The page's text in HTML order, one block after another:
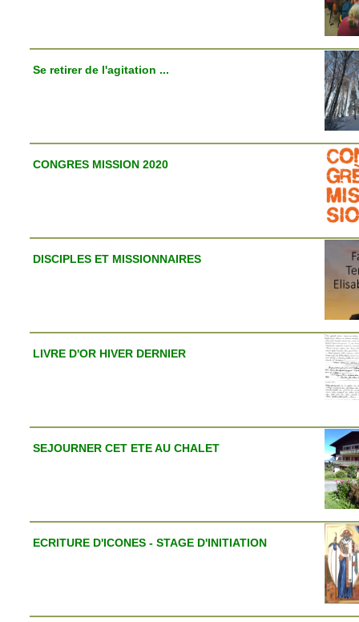
Se retirer de l'agitation ...
CONGRES MISSION 2020
DISCIPLES ET MISSIONNAIRES
LIVRE D'OR HIVER DERNIER
SEJOURNER CET ETE AU CHALET
ECRITURE D'ICONES - STAGE D'INITIATION